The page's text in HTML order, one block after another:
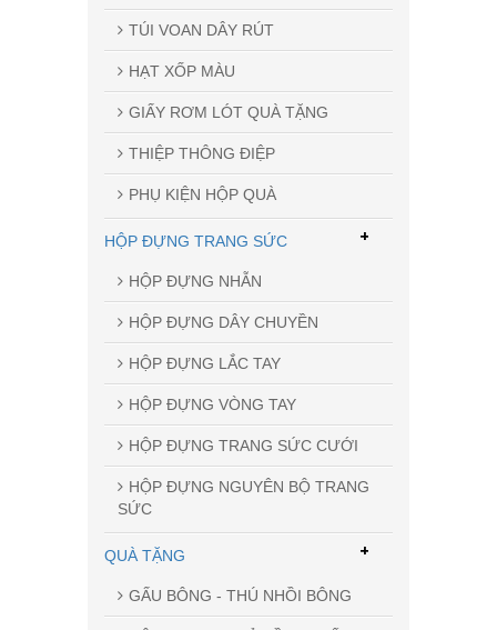
TÚI VOAN DÂY RÚT
HẠT XỐP MÀU
GIẤY RƠM LÓT QUÀ TẶNG
THIỆP THÔNG ĐIỆP
PHỤ KIỆN HỘP QUÀ
HỘP ĐỰNG TRANG SỨC
HỘP ĐỰNG NHẪN
HỘP ĐỰNG DÂY CHUYỀN
HỘP ĐỰNG LẮC TAY
HỘP ĐỰNG VÒNG TAY
HỘP ĐỰNG TRANG SỨC CƯỚI
HỘP ĐỰNG NGUYÊN BỘ TRANG
SỨC
+
QUÀ TẶNG
GẤU BÔNG - THÚ NHỒI BÔNG
+